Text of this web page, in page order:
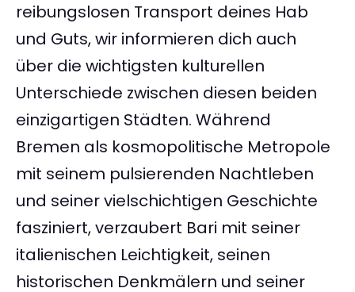
reibungslosen Transport deines Hab
und Guts, wir informieren dich auch
über die wichtigsten kulturellen
Unterschiede zwischen diesen beiden
einzigartigen Städten. Während
Bremen als kosmopolitische Metropole
mit seinem pulsierenden Nachtleben
und seiner vielschichtigen Geschichte
fasziniert, verzaubert Bari mit seiner
italienischen Leichtigkeit, seinen
historischen Denkmälern und seiner